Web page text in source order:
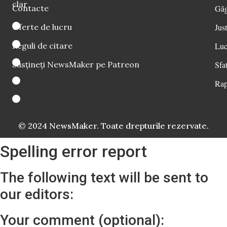
clar
Contacte
Oferte de lucru
Reguli de citare
Susțineți NewsMaker pe Patreon
© 2024 NewsMaker. Toate drepturile rezervate.
Spelling error report
The following text will be sent to
our editors:
Your comment (optional):